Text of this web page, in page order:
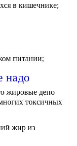
в кишечнике;
питании;
надо
жировые депо
токсичных
жир из